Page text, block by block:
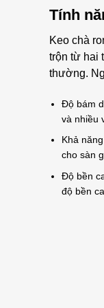
Tính
Keo chà
trộn từ hai
thường.
Độ bám
và nhiều
Khả
cho sàn
Độ bền
độ bền